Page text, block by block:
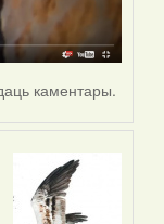
каментары.